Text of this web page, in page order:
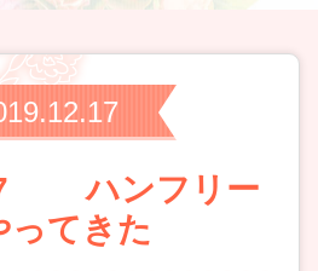
ハンフリー
ってきた